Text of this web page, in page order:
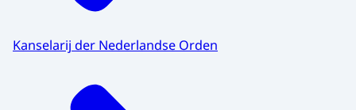
Kanselarij der Nederlandse Orden